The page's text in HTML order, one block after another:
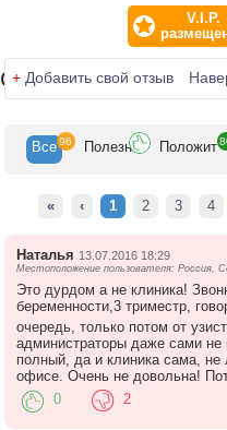
В центре ГИД Клиника
исследование (УЗИ) на
Это позволяет точно
дать направление на
также УЗИ для уточнения
УЗИ плода назначается
патологиям. С большим
своевременному
плановое УЗИ проводится
исключаются многие
на 32-34 нед
внутриутробное состояние
ГИД Клиника
различных анализов. Это:
- TORCH – инфекции;
- Бактериология;
V.I.P.
Отзывы
+ Добавить свой отзыв
Все 96 Полезн Положит
« ‹ 1 2 3 4
Наталья 13.07.2016 18:29
Местоположение пользователя: Россия,
Это дурдом а не клиника!
беременности,3 триместр,
очередь, только потом от
администраторы даже сами не
полный, да и клиника сама, не
офисе. Очень не довольна!
0 2